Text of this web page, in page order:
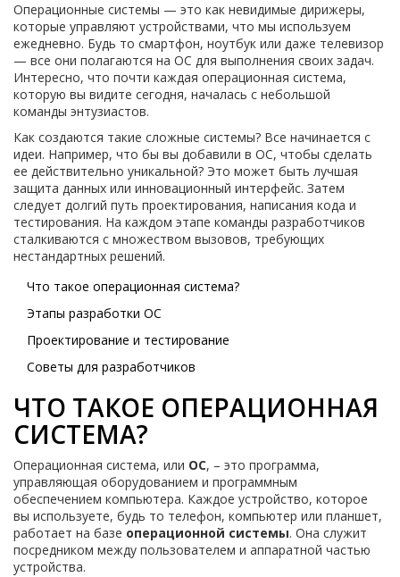
Операционные системы — это как невидимые дирижеры,
которые управляют устройствами, что мы используем
ежедневно. Будь то смартфон, ноутбук или даже телевизор
— все они полагаются на ОС для выполнения своих задач.
Интересно, что почти каждая операционная система,
которую вы видите сегодня, началась с небольшой
команды энтузиастов.
Как создаются такие сложные системы? Все начинается с
идеи. Например, что бы вы добавили в ОС, чтобы сделать
ее действительно уникальной? Это может быть лучшая
защита данных или инновационный интерфейс. Затем
следует долгий путь проектирования, написания кода и
тестирования. На каждом этапе команды разработчиков
сталкиваются с множеством вызовов, требующих
нестандартных решений.
Что такое операционная система?
Этапы разработки ОС
Проектирование и тестирование
Советы для разработчиков
ЧТО ТАКОЕ ОПЕРАЦИОННАЯ
СИСТЕМА?
Операционная система, или ОС, – это программа,
управляющая оборудованием и программным
обеспечением компьютера. Каждое устройство, которое
вы используете, будь то телефон, компьютер или планшет,
работает на базе операционной системы. Она служит
посредником между пользователем и аппаратной частью
устройства.